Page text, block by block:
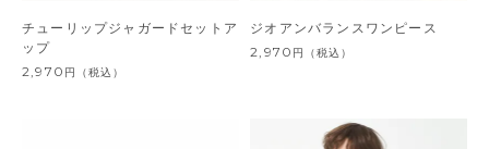
チューリップジャガードセットア
ップ
2,970 円 （税込）
ジオアンバランスワンピース
2,970 円 （税込）